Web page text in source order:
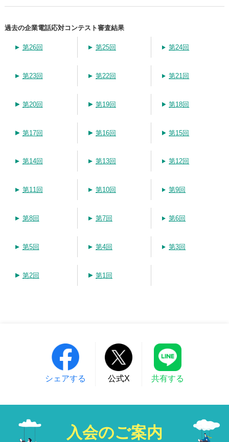
過去の企業電話応対コンテスト審査結果
第26回 第25回 第24回
第23回 第22回 第21回
第20回 第19回 第18回
第17回 第16回 第15回
第14回 第13回 第12回
第11回 第10回 第9回
第8回 第7回 第6回
第5回 第4回 第3回
第2回 第1回
シェアする 公式X 共有する
入会のご案内